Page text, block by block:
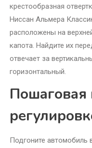
крестообразная
Ниссан Альмера
расположены на
капота. Найдите их
отвечает за
горизонтальный.
Пошаговая
Подгоните автомобиль